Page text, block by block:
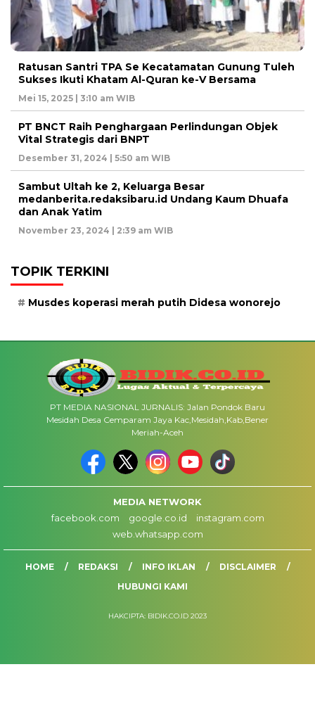
Ratusan Santri TPA Se Kecatamatan Gunung Tuleh
Sukses Ikuti Khatam Al-Quran ke-V Bersama
Mei 15, 2025 | 3:10 am WIB
PT BNCT Raih Penghargaan Perlindungan Objek
Vital Strategis dari BNPT
Desember 31, 2024 | 5:50 am WIB
Sambut Ultah ke 2, Keluarga Besar
medanberita.redaksibaru.id Undang Kaum Dhuafa
dan Anak Yatim
November 23, 2024 | 2:39 am WIB
TOPIK TERKINI
Musdes koperasi merah putih Didesa wonorejo
PT MEDIA NASIONAL JURNALIS: Jalan Pondok Baru
Mesidah Desa Cemparam Jaya Kac,Mesidah,Kab,Bener
Meriah-Aceh
MEDIA NETWORK
facebook.com
google.co.id
instagram.com
web.whatsapp.com
HOME REDAKSI INFO IKLAN
DISCLAIMER
HUBUNGI KAMI
HAKCIPTA: BIDIK.CO.ID 2023